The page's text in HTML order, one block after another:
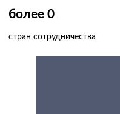
более 0
стран сотрудничества